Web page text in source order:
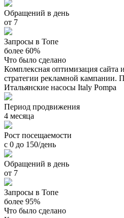
Обращений в день
от 7
Запросы в Топе
более 60%
Что было сделано
Комплексная оптимизация сайта
стратегии рекламной кампании.
Итальянские насосы Italy Pompa
Период продвижения
4 месяца
Рост посещаемости
с 0 до 150/день
Обращений в день
от 7
Запросы в Топе
более 95%
Что было сделано